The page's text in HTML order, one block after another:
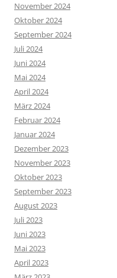
November 2024
Oktober 2024
September 2024
Juli 2024
Juni 2024
Mai 2024
April 2024
März 2024
Februar 2024
Januar 2024
Dezember 2023
November 2023
Oktober 2023
September 2023
August 2023
Juli 2023
Juni 2023
Mai 2023
April 2023